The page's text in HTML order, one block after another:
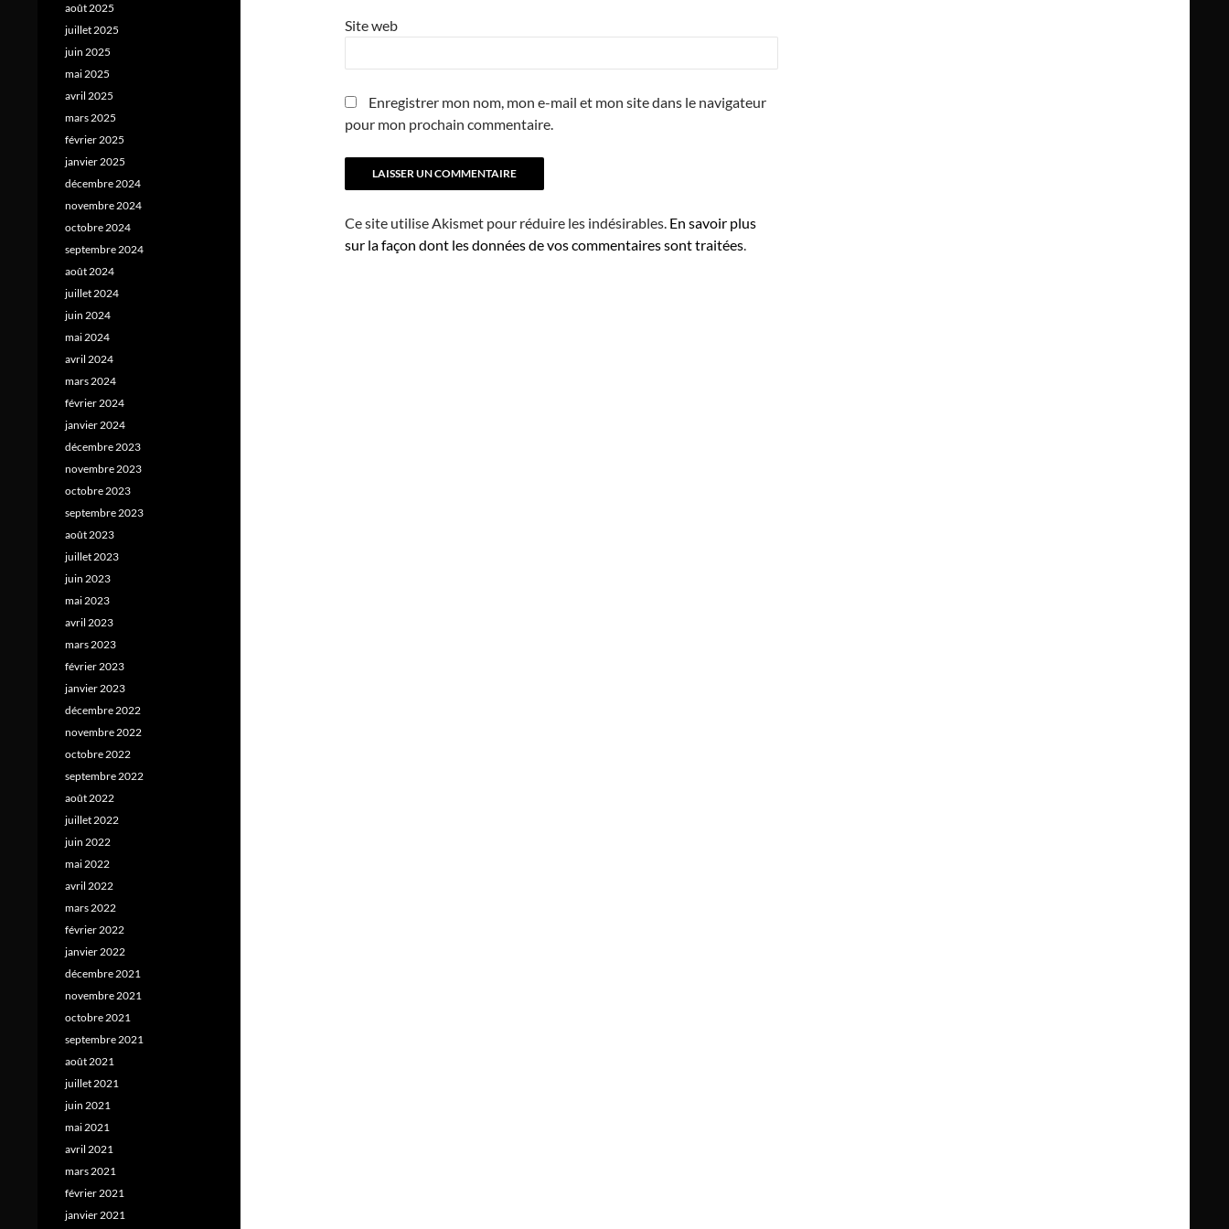
Site web
Enregistrer mon nom, mon e-mail et mon site dans le navigateur
pour mon prochain commentaire.
Ce site utilise Akismet pour réduire les indésirables. En savoir plus
sur la façon dont les données de vos commentaires sont traitées.
août 2025
juillet 2025
juin 2025
mai 2025
avril 2025
mars 2025
février 2025
janvier 2025
décembre 2024
novembre 2024
octobre 2024
septembre 2024
août 2024
juillet 2024
juin 2024
mai 2024
avril 2024
mars 2024
février 2024
janvier 2024
décembre 2023
novembre 2023
octobre 2023
septembre 2023
août 2023
juillet 2023
juin 2023
mai 2023
avril 2023
mars 2023
février 2023
janvier 2023
décembre 2022
novembre 2022
octobre 2022
septembre 2022
août 2022
juillet 2022
juin 2022
mai 2022
avril 2022
mars 2022
février 2022
janvier 2022
décembre 2021
novembre 2021
octobre 2021
septembre 2021
août 2021
juillet 2021
juin 2021
mai 2021
avril 2021
mars 2021
février 2021
janvier 2021